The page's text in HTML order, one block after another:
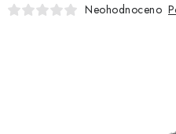
KONTAKTY Neohodnoceno